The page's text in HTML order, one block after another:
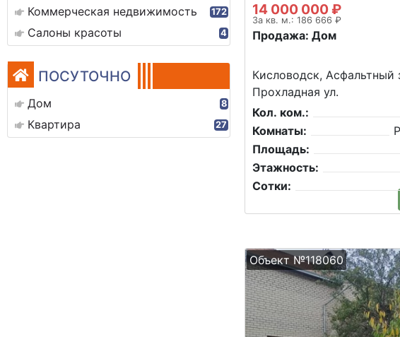
Коммерческая недвижимость 172
Салоны красоты 4
ПОСУТОЧНО
Дом 8
Квартира 27
14 000 000 ₽
За кв. м.: 186 666 ₽
Продажа: Дом
Кисловодск, Асфальтный
Прохладная ул.
Кол. ком.:
Комнаты:
Площадь:
Этажность:
Сотки:
Объект №118060